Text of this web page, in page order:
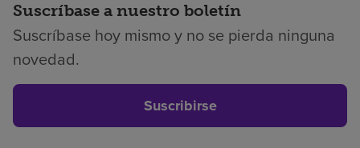
Suscríbase a nuestro boletín
Suscríbase hoy mismo y no se pierda ninguna
novedad.
Suscribirse